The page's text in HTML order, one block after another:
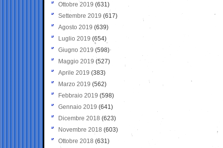
Ottobre 2019 (631)
Settembre 2019 (617)
Agosto 2019 (639)
Luglio 2019 (654)
Giugno 2019 (598)
Maggio 2019 (527)
Aprile 2019 (383)
Marzo 2019 (562)
Febbraio 2019 (598)
Gennaio 2019 (641)
Dicembre 2018 (623)
Novembre 2018 (603)
Ottobre 2018 (631)